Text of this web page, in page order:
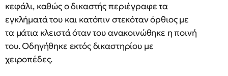
κεφάλι, καθώς ο δικαστής περιέγραφε τα
εγκλήματά του και κατόπιν στεκόταν όρθιος με
τα μάτια κλειστά όταν του ανακοινώθηκε η ποινή
του. Οδηγήθηκε εκτός δικαστηρίου με
χειροπέδες.